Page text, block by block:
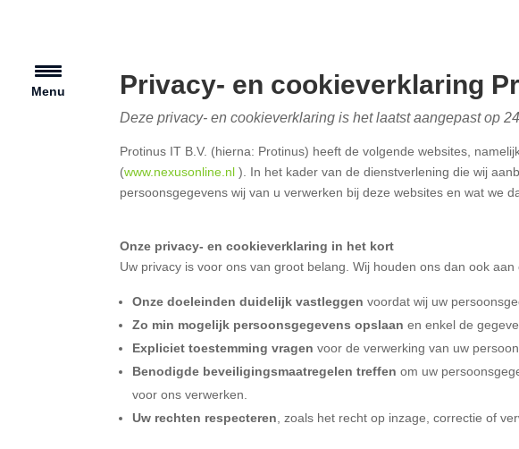
Privacy- en cookieverklaring
Deze privacy- en cookieverklaring is het laatst aangepast op
Protinus IT B.V. (hierna: Protinus) heeft de volgende websites,
(www.nexusonline.nl ). In het kader van de dienstverlening die wij
persoonsgegevens wij van u verwerken bij deze websites en wat we
Onze privacy- en cookieverklaring in het kort
Uw privacy is voor ons van groot belang. Wij houden ons dan ook
Onze doeleinden duidelijk vastleggen voordat wij uw
Zo min mogelijk persoonsgegevens opslaanen enkel de
Expliciet toestemming vragen voor de verwerking van uw
Benodigde beveiligingsmaatregelen treffen om uw
voor ons verwerken.
Uw rechten respecteren , zoals het recht op inzage, correctie of
Menu